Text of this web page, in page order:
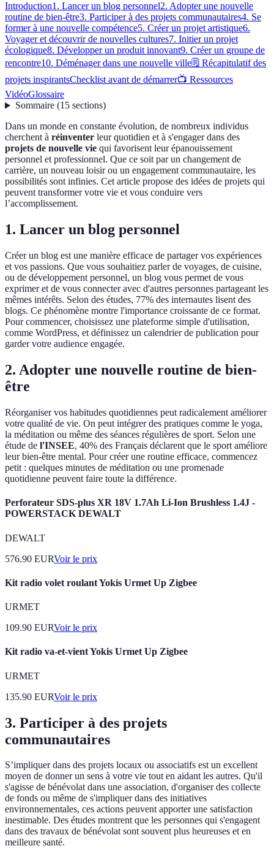
Introduction1. Lancer un blog personnel2. Adopter une nouvelle
routine de bien-être3. Participer à des projets communautaires4. Se
former à une nouvelle compétence5. Créer un projet artistique6.
Voyager et découvrir de nouvelles cultures7. Initier un projet
écologique8. Développer un produit innovant9. Créer un groupe de
rencontre10. Déménager dans une nouvelle ville🗒️ Récapitulatif des
projets inspirantsChecklist avant de démarrer📺 Ressources
VidéoGlossaire
Sommaire(15 sections)
Dans un monde en constante évolution, de nombreux individus
cherchent à réinventer leur quotidien et à s'engager dans des
projets de nouvelle vie qui favorisent leur épanouissement
personnel et professionnel. Que ce soit par un changement de
carrière, un nouveau loisir ou un engagement communautaire, les
possibilités sont infinies. Cet article propose des idées de projets qui
peuvent transformer votre vie et vous conduire vers
l’accomplissement.
1. Lancer un blog personnel
Créer un blog est une manière efficace de partager vos expériences
et vos passions. Que vous souhaitiez parler de voyages, de cuisine,
ou de développement personnel, un blog vous permet de vous
exprimer et de vous connecter avec d'autres personnes partageant les
mêmes intérêts. Selon des études, 77% des internautes lisent des
blogs. Ce phénomène montre l'importance croissante de ce format.
Pour commencer, choisissez une plateforme simple d'utilisation,
comme WordPress, et définissez un calendrier de publication pour
garder votre audience engagée.
2. Adopter une nouvelle routine de bien-
être
Réorganiser vos habitudes quotidiennes peut radicalement améliorer
votre qualité de vie. On peut intégrer des pratiques comme le yoga,
la méditation ou même des séances régulières de sport. Selon une
étude de l'INSEE, 40% des Français déclarent que le sport améliore
leur bien-être mental. Pour créer une routine efficace, commencez
petit : quelques minutes de méditation ou une promenade
quotidienne peuvent faire toute la différence.
Perforateur SDS-plus XR 18V 1.7Ah Li-Ion Brushless 1.4J -
POWERSTACK DEWALT
DEWALT
576.90 EURVoir le prix
Kit radio volet roulant Yokis Urmet Up Zigbee
URMET
109.90 EURVoir le prix
Kit radio va-et-vient Yokis Urmet Up Zigbee
URMET
135.90 EURVoir le prix
3. Participer à des projets
communautaires
S’impliquer dans des projets locaux ou associatifs est un excellent
moyen de donner un sens à votre vie tout en aidant les autres. Qu'il
s'agisse de bénévolat dans une association, d'organiser des collecte
de fonds ou même de s'impliquer dans des initiatives
environnementales, ces actions peuvent apporter une satisfaction
inestimable. Des études montrent que les personnes qui s'engagent
dans des travaux de bénévolat sont souvent plus heureuses et en
meilleure santé.